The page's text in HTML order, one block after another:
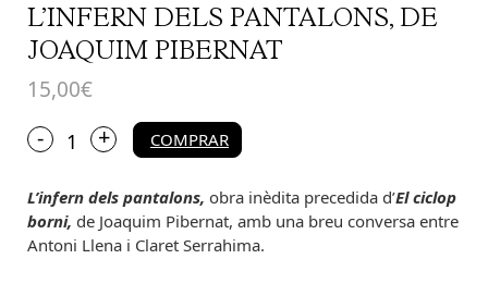
L’INFERN DELS PANTALONS, DE
JOAQUIM PIBERNAT
15,00€
quantitat
de
dels
pantalons,
de
+
- COMPRAR
L’infern dels pantalons, obra inèdita precedida d’El ciclop
borni, de Joaquim Pibernat, amb una breu conversa entre
Antoni Llena i Claret Serrahima.